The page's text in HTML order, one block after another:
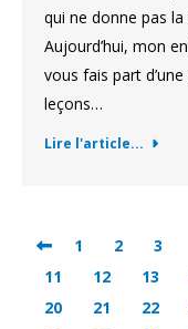
qui ne donne pas
Aujourd’hui, mon
vous fais part
leçons…
Lire l'article...
1 2 3
11
12 13
20
21 22